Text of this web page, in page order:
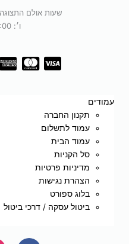
שעות אולם התצוגה: א׳-
ו׳: 9:30-14:00
עמודים
תקנון החברה
עמוד לתשלום
עמוד הבית
סל הקניות
מדיניות פרטיות
הצהרת נגישות
בלוג ספורט
ביטול עסקה / דרכי ביטול